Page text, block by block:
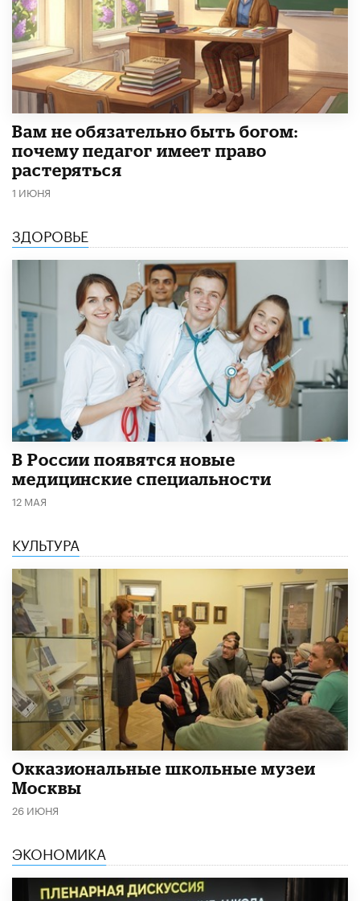
​Вам не обязательно быть богом:
почему педагог имеет право
растеряться
1 ИЮНЯ
ЗДОРОВЬЕ
В России появятся новые
медицинские специальности
12 МАЯ
КУЛЬТУРА
​Окказиональные школьные музеи
Москвы
26 ИЮНЯ
ЭКОНОМИКА